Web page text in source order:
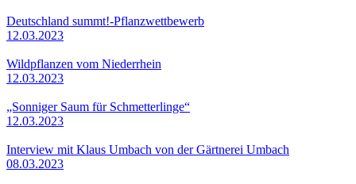
Deutschland summt!-Pflanzwettbewerb
12.03.2023
Wildpflanzen vom Niederrhein
12.03.2023
„Sonniger Saum für Schmetterlinge“
12.03.2023
Interview mit Klaus Umbach von der Gärtnerei Umbach
08.03.2023